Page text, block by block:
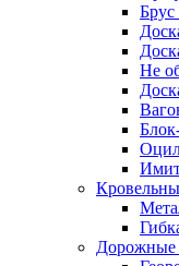
Брус
Не
Дорожные